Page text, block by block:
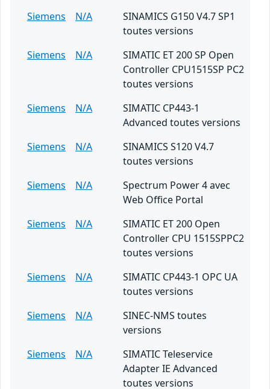
Siemens
N/A
SINAMICS G150 V4.7 SP1
toutes versions
Siemens
N/A
SIMATIC ET 200 SP Open
Controller CPU1515SP PC2
toutes versions
Siemens
N/A
SIMATIC CP443-1
Advanced toutes versions
Siemens
N/A
SINAMICS S120 V4.7
toutes versions
Siemens
N/A
Spectrum Power 4 avec
Web Office Portal
Siemens
N/A
SIMATIC ET 200 Open
Controller CPU 1515SPPC2
toutes versions
Siemens
N/A
SIMATIC CP443-1 OPC UA
toutes versions
Siemens
N/A
SINEC-NMS toutes
versions
Siemens
N/A
SIMATIC Teleservice
Adapter IE Advanced
toutes versions